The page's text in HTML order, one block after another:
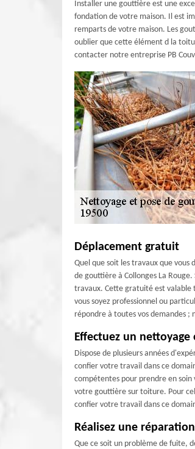
Installer une gouttière est une
fondation de votre maison. Il est
remparts de votre maison. Les
oublier que cette élément d la
contacter notre entreprise PB
Déplacement gratuit
Quel que soit les travaux que
de gouttière à Collonges La
travaux. Cette gratuité est valable
vous soyez professionnel ou
répondre à toutes vos demandes ;
Effectuez un nettoyage
Dispose de plusieurs années
confier votre travail dans ce
compétentes pour prendre en
votre gouttière sur toiture. Pour
confier votre travail dans ce
Réalisez une
Que ce soit un problème de fuite,